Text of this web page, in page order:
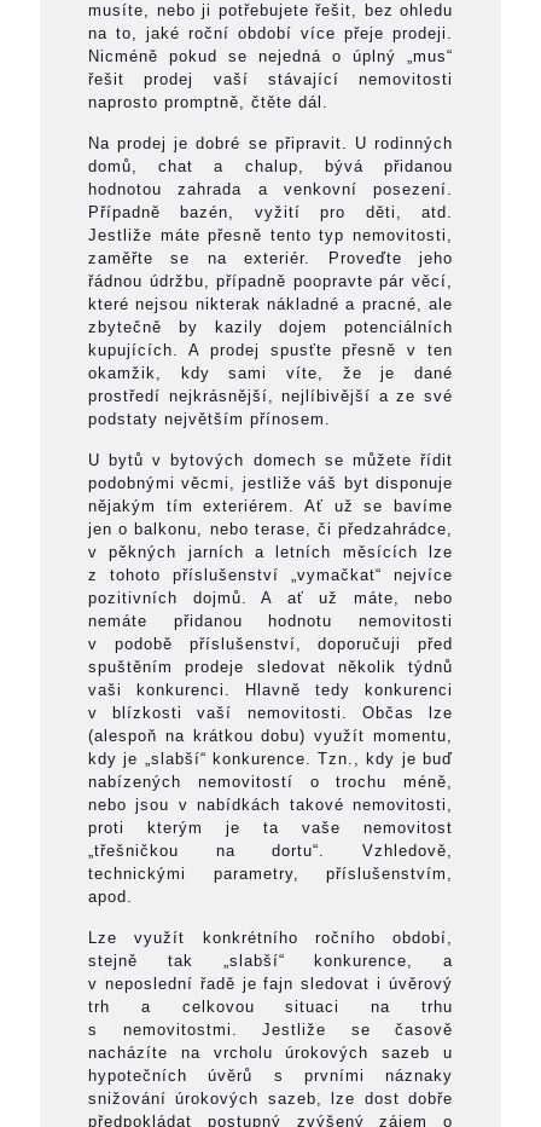
musíte, nebo ji potřebujete řešit, bez ohledu
na to, jaké roční období více přeje prodeji.
Nicméně pokud se nejedná o úplný „mus“
řešit prodej vaší stávající nemovitosti
naprosto promptně, čtěte dál.
Na prodej je dobré se připravit. U rodinných
domů, chat a chalup, bývá přidanou
hodnotou zahrada a venkovní posezení.
Případně bazén, vyžití pro děti, atd.
Jestliže máte přesně tento typ nemovitosti,
zaměřte se na exteriér. Proveďte jeho
řádnou údržbu, případně poopravte pár věcí,
které nejsou nikterak nákladné a pracné, ale
zbytečně by kazily dojem potenciálních
kupujících. A prodej spusťte přesně v ten
okamžik, kdy sami víte, že je dané
prostředí nejkrásnější, nejlíbivější a ze své
podstaty největším přínosem.
U bytů v bytových domech se můžete řídit
podobnými věcmi, jestliže váš byt disponuje
nějakým tím exteriérem. Ať už se bavíme
jen o balkonu, nebo terase, či předzahrádce,
v pěkných jarních a letních měsících lze
z tohoto příslušenství „vymačkat“ nejvíce
pozitivních dojmů. A ať už máte, nebo
nemáte přidanou hodnotu nemovitosti
v podobě příslušenství, doporučuji před
spuštěním prodeje sledovat několik týdnů
vaši konkurenci. Hlavně tedy konkurenci
v blízkosti vaší nemovitosti. Občas lze
(alespoň na krátkou dobu) využít momentu,
kdy je „slabší“ konkurence. Tzn., kdy je buď
nabízených nemovitostí o trochu méně,
nebo jsou v nabídkách takové nemovitosti,
proti kterým je ta vaše nemovitost
„třešničkou na dortu“. Vzhledově,
technickými parametry, příslušenstvím,
apod.
Lze využít konkrétního ročního období,
stejně tak „slabší“ konkurence, a
v neposlední řadě je fajn sledovat i úvěrový
trh a celkovou situaci na trhu
s nemovitostmi. Jestliže se časově
nacházíte na vrcholu úrokových sazeb u
hypotečních úvěrů s prvními náznaky
snižování úrokových sazeb, lze dost dobře
předpokládat postupný zvýšený zájem o